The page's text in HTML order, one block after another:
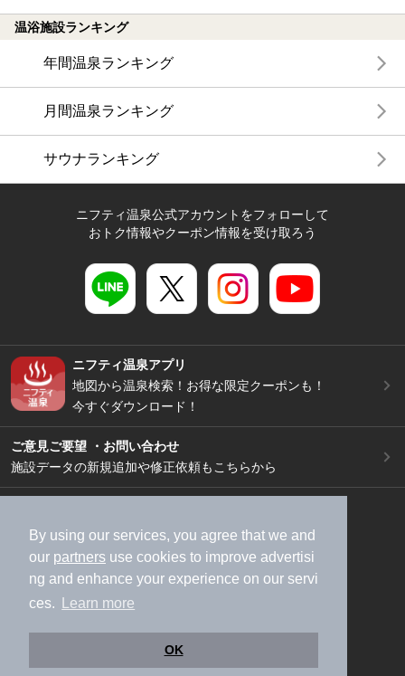
By using our services, you agree that we and
our partners use cookies to improve advertisi
ng and enhance your experience on our servi
ces.
Learn more
OK
温浴施設ランキング
年間温泉ランキング
月間温泉ランキング
サウナランキング
ニフティ温泉公式アカウントをフォローして
おトク情報やクーポン情報を受け取ろう
ニフティ温泉アプリ
地図から温泉検索！お得な限定クーポンも！
今すぐダウンロード！
ご意見ご要望 ・お問い合わせ
施設データの新規追加や修正依頼もこちらから
加盟店募集（資料請求）
広告出稿のご案内
利用規約
ライフスタイルMEMBERS+規約
特定商取引法に基づく表記
ヘルプ
採用情報
運営会社